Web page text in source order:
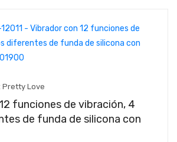
Pretty Love
funciones de vibración, 4
de funda de silicona con